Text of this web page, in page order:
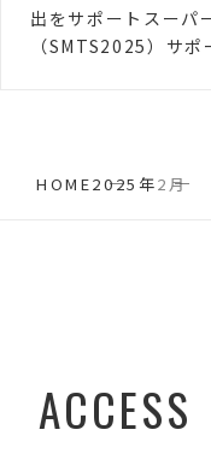
出をサポートスーパ
（SMTS2025）サポ
HOME2025年2月
ACCESS